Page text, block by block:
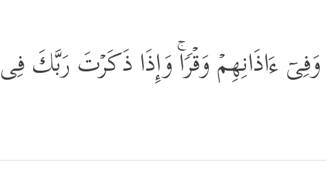
ءَاذَانِهِمۡ وَقۡرࣰاۚ وَإِذَا ذَكَرۡتَ رَبَّكَ فِی